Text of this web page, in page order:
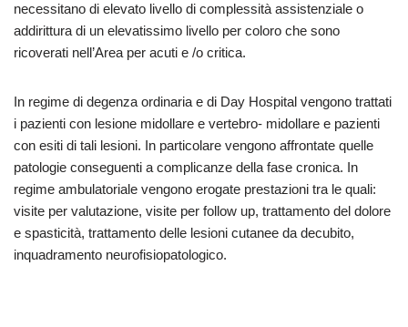
necessitano di elevato livello di complessità assistenziale o
addirittura di un elevatissimo livello per coloro che sono
ricoverati nell’Area per acuti e /o critica.
In regime di degenza ordinaria e di Day Hospital vengono trattati
i pazienti con lesione midollare e vertebro- midollare e pazienti
con esiti di tali lesioni. In particolare vengono affrontate quelle
patologie conseguenti a complicanze della fase cronica. In
regime ambulatoriale vengono erogate prestazioni tra le quali:
visite per valutazione, visite per follow up, trattamento del dolore
e spasticità, trattamento delle lesioni cutanee da decubito,
inquadramento neurofisiopatologico.